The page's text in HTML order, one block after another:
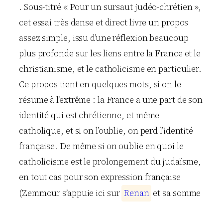
. Sous-titré « Pour un sursaut judéo-chrétien »,
cet essai très dense et direct livre un propos
assez simple, issu d’une réflexion beaucoup
plus profonde sur les liens entre la France et le
christianisme, et le catholicisme en particulier.
Ce propos tient en quelques mots, si on le
résume à l’extrême : la France a une part de son
identité qui est chrétienne, et même
catholique, et si on l’oublie, on perd l’identité
française. De même si on oublie en quoi le
catholicisme est le prolongement du judaïsme,
en tout cas pour son expression française
(Zemmour s’appuie ici sur Renan et sa somme